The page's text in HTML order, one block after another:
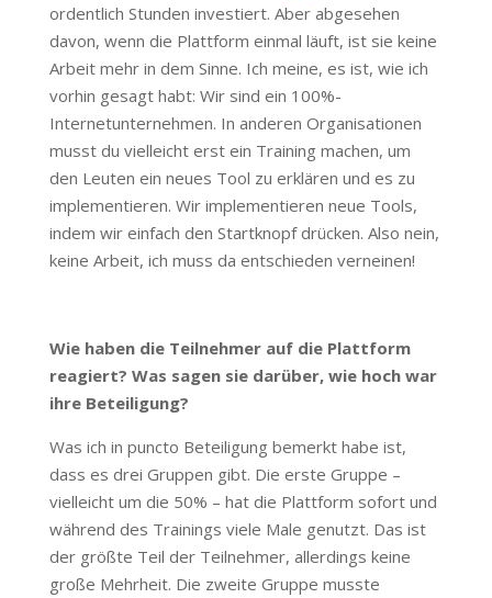
ordentlich Stunden investiert. Aber abgesehen
davon, wenn die Plattform einmal läuft, ist sie keine
Arbeit mehr in dem Sinne. Ich meine, es ist, wie ich
vorhin gesagt habt: Wir sind ein 100%-
Internetunternehmen. In anderen Organisationen
musst du vielleicht erst ein Training machen, um
den Leuten ein neues Tool zu erklären und es zu
implementieren. Wir implementieren neue Tools,
indem wir einfach den Startknopf drücken. Also nein,
keine Arbeit, ich muss da entschieden verneinen!
Wie haben die Teilnehmer auf die Plattform
reagiert? Was sagen sie darüber, wie hoch war
ihre Beteiligung?
Was ich in puncto Beteiligung bemerkt habe ist,
dass es drei Gruppen gibt. Die erste Gruppe –
vielleicht um die 50% – hat die Plattform sofort und
während des Trainings viele Male genutzt. Das ist
der größte Teil der Teilnehmer, allerdings keine
große Mehrheit. Die zweite Gruppe musste